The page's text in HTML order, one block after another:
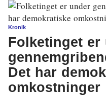
Kronik
Folketinget er
Det har
omkostninger